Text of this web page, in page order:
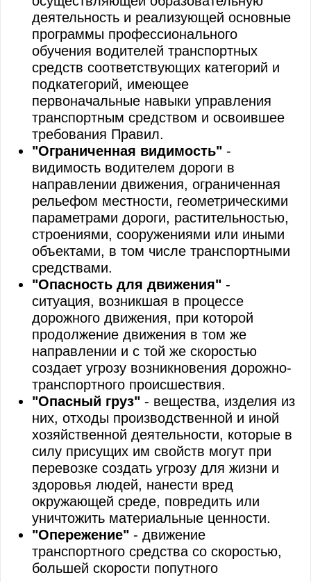
деятельность и реализующей основные
программы профессионального
обучения водителей транспортных
средств соответствующих категорий и
подкатегорий, имеющее
первоначальные навыки управления
транспортным средством и освоившее
требования Правил.
"Ограниченная видимость" -
видимость водителем дороги в
направлении движения, ограниченная
рельефом местности, геометрическими
параметрами дороги, растительностью,
строениями, сооружениями или иными
объектами, в том числе транспортными
средствами.
"Опасность для движения" -
ситуация, возникшая в процессе
дорожного движения, при которой
продолжение движения в том же
направлении и с той же скоростью
создает угрозу возникновения дорожно-
транспортного происшествия.
"Опасный груз" - вещества, изделия из
них, отходы производственной и иной
хозяйственной деятельности, которые в
силу присущих им свойств могут при
перевозке создать угрозу для жизни и
здоровья людей, нанести вред
окружающей среде, повредить или
уничтожить материальные ценности.
"Опережение" - движение
транспортного средства со скоростью,
большей скорости попутного